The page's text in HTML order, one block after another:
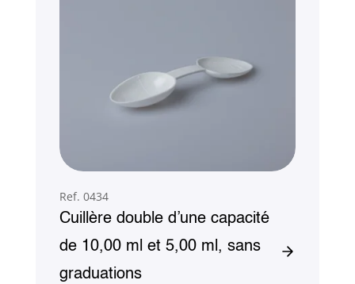
Ref. 0434
Cuillère double d’une capacité
de 10,00 ml et 5,00 ml, sans
graduations